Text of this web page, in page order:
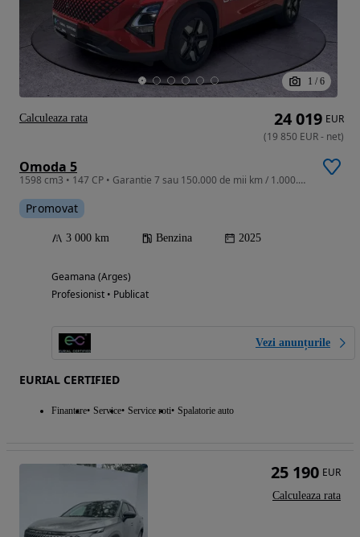
1 / 6
Omoda 5
1598 cm3 • 147 CP • Garantie 7 sau 150.000 de mii km / 1.000.000 km motorul termic
Promovat
3 000 km Benzina 2025
Geamana (Arges)
Profesionist • Publicat
Vezi anunțurile
EURIAL CERTIFIED
Finantare Service Service roti Spalatorie auto
24 019 EUR
(19 850 EUR- net)
Calculeaza rata
25 190 EUR
Calculeaza rata